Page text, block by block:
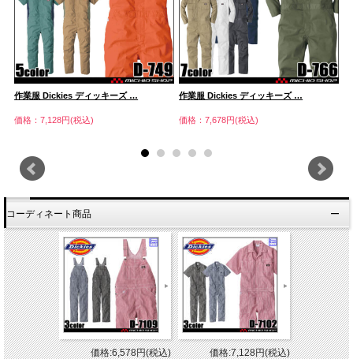
作業服 Dickies ディッキーズ …
価格：7,128円(税込)
作業服 Dickies ディッキーズ …
価格：7,678円(税込)
コーディネート商品
価格:6,578円(税込) 価格:7,128円(税込)